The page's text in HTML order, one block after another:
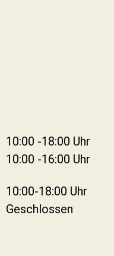
10:00 -18:00 Uhr
10:00 -16:00 Uhr
10:00-18:00 Uhr
Geschlossen